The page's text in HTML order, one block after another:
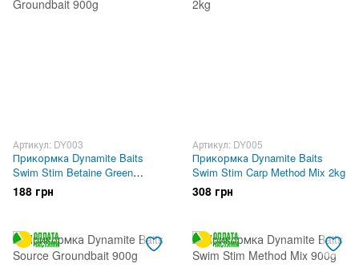
Артикул: DY003
Прикормка Dynamite Baits
Swim Stim Betaine Green
Groundbait 900g
188 грн
Артикул: DY005
Прикормка Dynamite Baits
Swim Stim Carp Method Mix 2kg
308 грн